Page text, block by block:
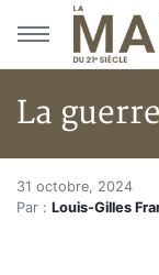
Aller au menu
Aller au contenu
La
Accueil
Articles
La
31 octobre, 2024
Par : Louis-Gilles